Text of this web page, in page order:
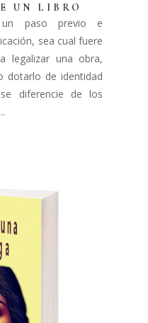
UN LIBRO
paso previo e
sea cual fuere
legalizar una obra,
dotarlo de identidad
diferencie de los